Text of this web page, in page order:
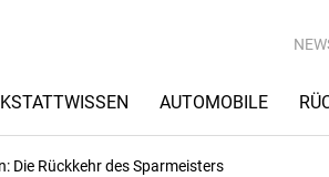
AUTOMOBILE
Die Rückkehr des Sparmeisters